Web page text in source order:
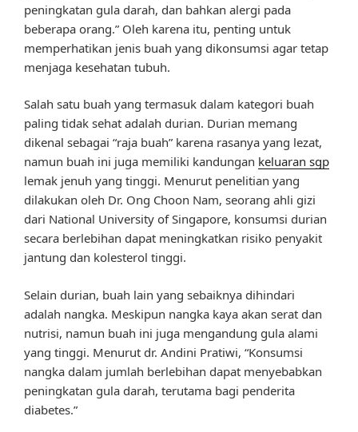
peningkatan gula darah, dan bahkan alergi pada
beberapa orang.” Oleh karena itu, penting untuk
memperhatikan jenis buah yang dikonsumsi agar tetap
menjaga kesehatan tubuh.
Salah satu buah yang termasuk dalam kategori buah
paling tidak sehat adalah durian. Durian memang
dikenal sebagai “raja buah” karena rasanya yang lezat,
namun buah ini juga memiliki kandungan keluaran sgp
lemak jenuh yang tinggi. Menurut penelitian yang
dilakukan oleh Dr. Ong Choon Nam, seorang ahli gizi
dari National University of Singapore, konsumsi durian
secara berlebihan dapat meningkatkan risiko penyakit
jantung dan kolesterol tinggi.
Selain durian, buah lain yang sebaiknya dihindari
adalah nangka. Meskipun nangka kaya akan serat dan
nutrisi, namun buah ini juga mengandung gula alami
yang tinggi. Menurut dr. Andini Pratiwi, “Konsumsi
nangka dalam jumlah berlebihan dapat menyebabkan
peningkatan gula darah, terutama bagi penderita
diabetes.”